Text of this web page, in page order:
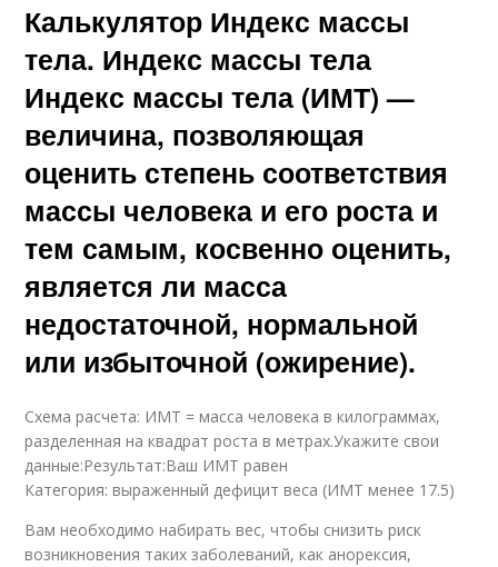
Калькулятор Индекс массы
тела. Индекс массы тела
Индекс массы тела (ИМТ) —
величина, позволяющая
оценить степень соответствия
массы человека и его роста и
тем самым, косвенно оценить,
является ли масса
недостаточной, нормальной
или избыточной (ожирение).
Схема расчета: ИМТ = масса человека в килограммах,
разделенная на квадрат роста в метрах.Укажите свои
данные:Результат:Ваш ИМТ равен
Категория: выраженный дефицит веса (ИМТ менее 17.5)
Вам необходимо набирать вес, чтобы снизить риск
возникновения таких заболеваний, как анорексия,